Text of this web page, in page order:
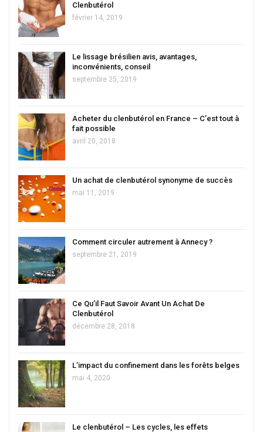
Clenbutérol
février 14, 2019
Le lissage brésilien avis, avantages,
inconvénients, conseil
septembre 25, 2019
Acheter du clenbutérol en France – C’est tout à
fait possible
avril 20, 2018
Un achat de clenbutérol synonyme de succès
mai 11, 2019
Comment circuler autrement à Annecy ?
septembre 21, 2019
Ce Qu’il Faut Savoir Avant Un Achat De
Clenbutérol
décembre 28, 2018
L’impact du confinement dans les forêts belges
mai 4, 2020
Le clenbutérol – Les cycles, les effets